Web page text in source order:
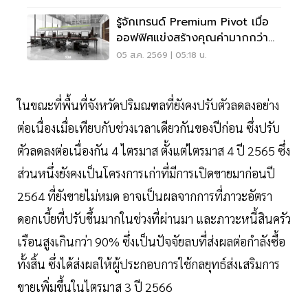
รู้จักเทรนด์ Premium Pivot เมื่อ
ออฟฟิศแข่งสร้างคุณค่ามากกว่า
ทำเล-ค่าเช่า
05 ส.ค. 2569 | 05:18 น.
ในขณะที่พื้นที่จังหวัดปริมณฑลที่ยังคงปรับตัวลดลงอย่าง
ต่อเนื่องเมื่อเทียบกับช่วงเวลาเดียวกันของปีก่อน ซึ่งปรับ
ตัวลดลงต่อเนื่องกัน 4 ไตรมาส ตั้งแต่ไตรมาส 4 ปี 2565 ซึ่ง
ส่วนหนึ่งยังคงเป็นโครงการเก่าที่มีการเปิดขายมาก่อนปี
2564 ที่ยังขายไม่หมด อาจเป็นผลจากการที่ภาวะอัตรา
ดอกเบี้ยที่ปรับขึ้นมากในช่วงที่ผ่านมา และภาวะหนี้สินครัว
เรือนสูงเกินกว่า 90% ซึ่งเป็นปัจจัยลบที่ส่งผลต่อกำลังซื้อ
ทั้งสิ้น ซึ่งได้ส่งผลให้ผู้ประกอบการใช้กลยุทธ์ส่งเสริมการ
ขายเพิ่มขึ้นในไตรมาส 3 ปี 2566